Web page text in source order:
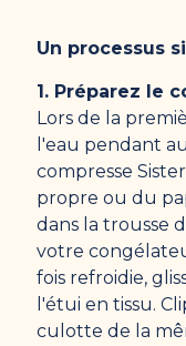
Un processus
1. Préparez le
Lors de la
l'eau pendant
compresse
propre ou du
dans la trousse
votre
fois refroidie,
l'étui en tissu.
culotte de la